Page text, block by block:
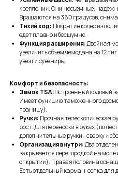
креплении. Они несъемные,
Вращаются на 360 градусов,
Тихий ход: Покрытие колес из
едет плавно и бесшумно.
Функция расширения:Двойная
увеличить объем чемодана на 12
увезти сувениры.
Комфорт и безопасность:
Замок TSA: Встроенный кодовый
Имеет функцию таможенного
границу).
Ручки: Прочная телескопическая
рост. Для переноски в руках (по
дополнительные ручки - сверху и
Организация внутри:Два
закрывается перегородкой на
открытии). Правая половина
Есть отдельный карман-сетка для